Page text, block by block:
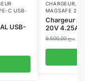
C USB-
USB-
CHARGEUR,
MAGSAFE 2
Chargeur
20V 4.25A
د.ج9.500,00